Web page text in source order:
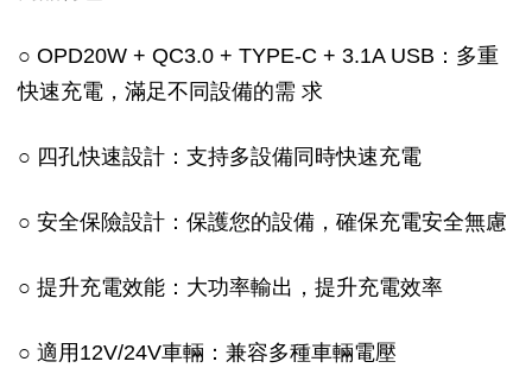
○ OPD20W + QC3.0 + TYPE-C + 3.1A USB：多重
快速充電，滿足不同設備的需 求
○ 四孔快速設計：支持多設備同時快速充電
○ 安全保險設計：保護您的設備，確保充電安全無慮
○ 提升充電效能：大功率輸出，提升充電效率
○ 適用12V/24V車輛：兼容多種車輛電壓